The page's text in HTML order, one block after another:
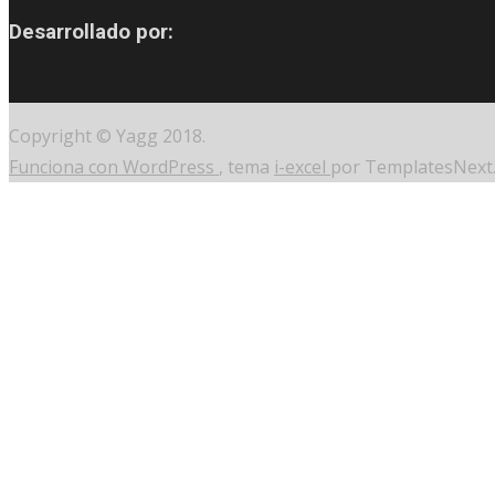
Desarrollado por:
Copyright © Yagg 2018.
Funciona con WordPress , tema i-excel por TemplatesNext.